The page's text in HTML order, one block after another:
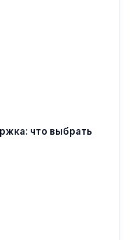
что выбрать